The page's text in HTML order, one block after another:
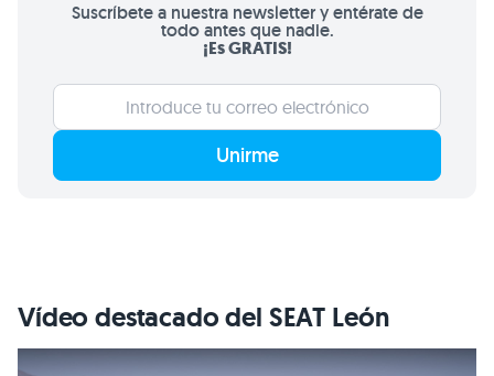
Suscríbete a nuestra newsletter y entérate de
todo antes que nadie.
¡Es GRATIS!
Unirme
Vídeo destacado del SEAT León